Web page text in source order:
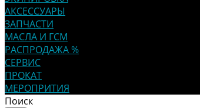
АКСЕССУАРЫ
ЗАПЧАСТИ
МАСЛА И ГСМ
РАСПРОДАЖА %
СЕРВИС
ПРОКАТ
МЕРОПРИТИЯ
Поиск